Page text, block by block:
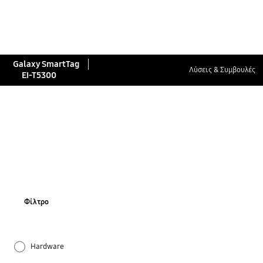
Galaxy SmartTag
EI-T5300
Λύσεις & Συμβουλές
Φίλτρο
Hardware